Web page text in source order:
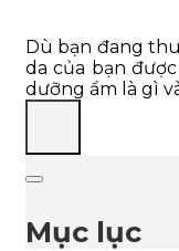
Dù bạn đang
da của bạn
dưỡng ẩm là gì
Mục lục